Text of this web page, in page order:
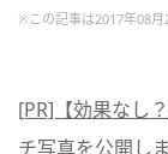
※この記事は2017年08
[PR]【効果なし
チ写真を公開し